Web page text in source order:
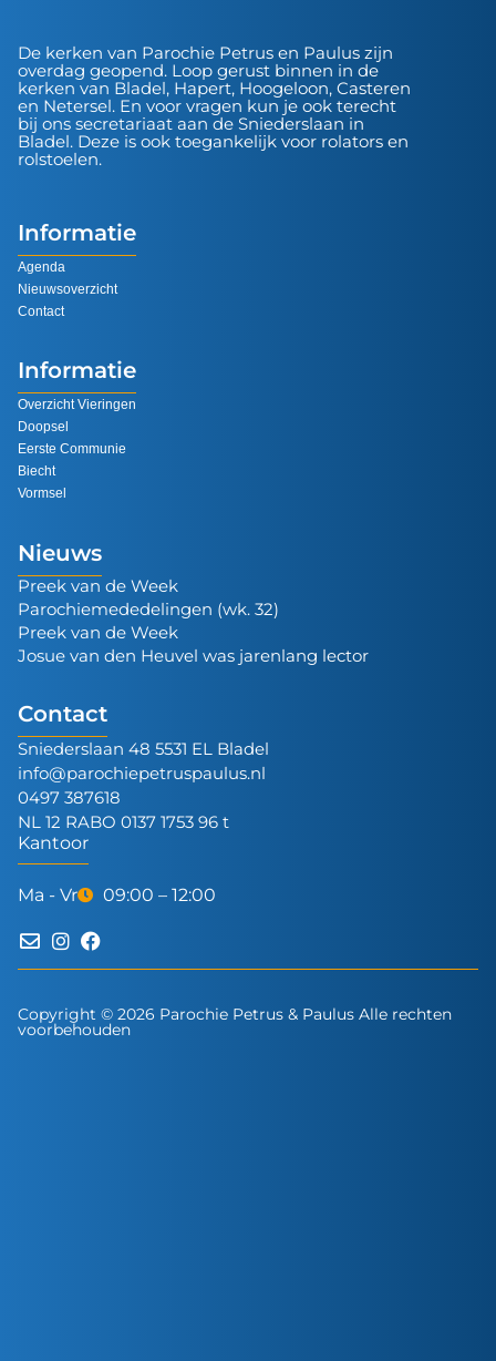
De kerken van Parochie Petrus en Paulus zijn
overdag geopend. Loop gerust binnen in de
kerken van Bladel, Hapert, Hoogeloon, Casteren
en Netersel. En voor vragen kun je ook terecht
bij ons secretariaat aan de Sniederslaan in
Bladel. Deze is ook toegankelijk voor rolators en
rolstoelen.
Informatie
Agenda
Nieuwsoverzicht
Contact
Informatie
Overzicht Vieringen
Doopsel
Eerste Communie
Biecht
Vormsel
Nieuws
Preek van de Week
Parochiemededelingen (wk. 32)
Preek van de Week
Josue van den Heuvel was jarenlang lector
Contact
Sniederslaan 48 5531 EL Bladel
info@parochiepetruspaulus.nl
0497 387618
NL 12 RABO 0137 1753 96 t
Kantoor
Ma - Vr 09:00 – 12:00
Copyright © 2026 Parochie Petrus & Paulus Alle rechten
voorbehouden